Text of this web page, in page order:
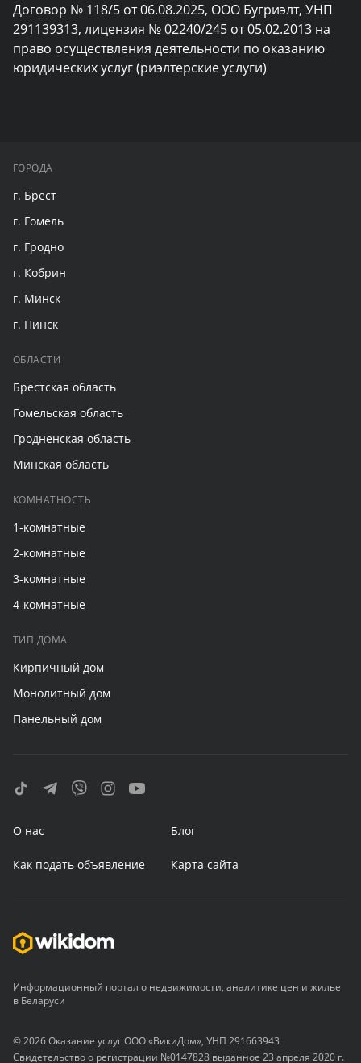
Договор № 118/5 от 06.08.2025, ООО Бугриэлт, УНП
291139313, лицензия № 02240/245 от 05.02.2013 на
право осуществления деятельности по оказанию
юридических услуг (риэлтерские услуги)
ГОРОДА
г. Брест
г. Гомель
г. Гродно
г. Кобрин
г. Минск
г. Пинск
ОБЛАСТИ
Брестская область
Гомельская область
Гродненская область
Минская область
КОМНАТНОСТЬ
1-комнатные
2-комнатные
3-комнатные
4-комнатные
ТИП ДОМА
Кирпичный дом
Монолитный дом
Панельный дом
О нас Блог
Как подать объявление Карта сайта
Информационный портал о недвижимости, аналитике цен и жилье
в Беларуси
© 2026 Оказание услуг ООО «ВикиДом», УНП 291663943
Свидетельство о регистрации №0147828 выданное 23 апреля 2020 г.